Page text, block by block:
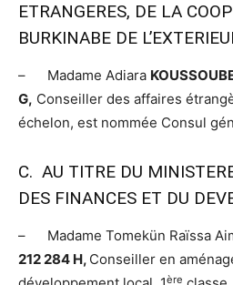
ETRANGERES, DE LA
BURKINABE DE
– Madame Adiara
G, Conseiller des affaires
échelon, est nommée Consul
C. AU TITRE DU
DES FINANCES ET DU
– Madame Tomekün Raïssa
212 284 H, Conseiller en
ère